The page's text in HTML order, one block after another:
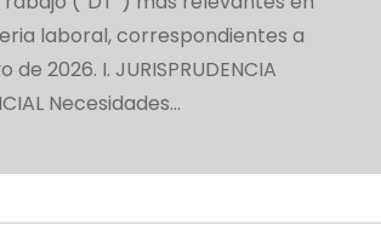
laboral, correspondientes a
de 2026. ­I. JURISPRUDENCIA
Necesidades…